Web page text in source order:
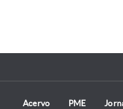
Acervo PME